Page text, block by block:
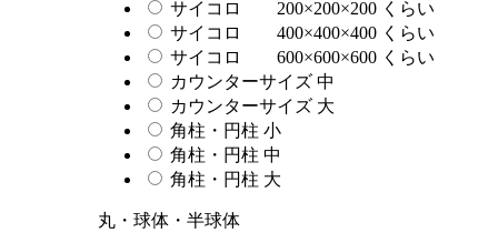
サイコロ 200×200×200 くらい
サイコロ 400×400×400 くらい
サイコロ 600×600×600 くらい
カウンターサイズ 中
カウンターサイズ 大
角柱・円柱 小
角柱・円柱 中
角柱・円柱 大
丸・球体・半球体